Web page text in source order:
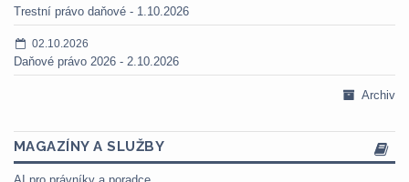
Trestní právo daňové - 1.10.2026
02.10.2026
Daňové právo 2026 - 2.10.2026
Archiv
MAGAZÍNY A SLUŽBY